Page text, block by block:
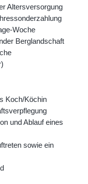
Altersversorgung
Woche
Berglandschaft
Koch/Köchin
und Ablauf eines
sowie ein